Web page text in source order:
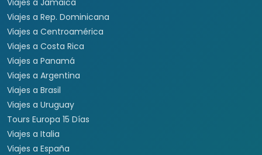
Viajes a Jamaica
Viajes a Rep. Dominicana
Viajes a Centroamérica
Viajes a Costa Rica
Viajes a Panamá
Viajes a Argentina
Viajes a Brasil
Viajes a Uruguay
Tours Europa 15 Días
Viajes a Italia
Viajes a España